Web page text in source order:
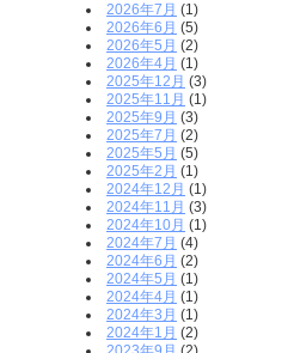
2026年7月 (1)
2026年6月 (5)
2026年5月 (2)
2026年4月 (1)
2025年12月 (3)
2025年11月 (1)
2025年9月 (3)
2025年7月 (2)
2025年5月 (5)
2025年2月 (1)
2024年12月 (1)
2024年11月 (3)
2024年10月 (1)
2024年7月 (4)
2024年6月 (2)
2024年5月 (1)
2024年4月 (1)
2024年3月 (1)
2024年1月 (2)